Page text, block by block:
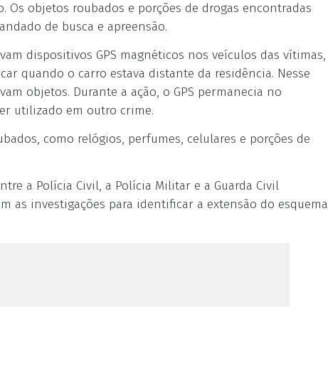
objetos roubados e porções de drogas encontradas
de busca e apreensão.
dispositivos GPS magnéticos nos veículos das vítimas,
quando o carro estava distante da residência. Nesse
objetos. Durante a ação, o GPS permanecia no
utilizado em outro crime.
como relógios, perfumes, celulares e porções de
a Polícia Civil, a Polícia Militar e a Guarda Civil
as investigações para identificar a extensão do esquema